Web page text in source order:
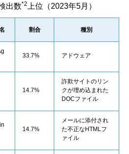
出数*2 上位（2023年5月）
割合 種別
33.7% アドウェア
14.7%
詐欺サイトのリン
クが埋め込まれた
DOCファイル
14.7%
メールに添付され
た不正なHTMLフ
ァイル